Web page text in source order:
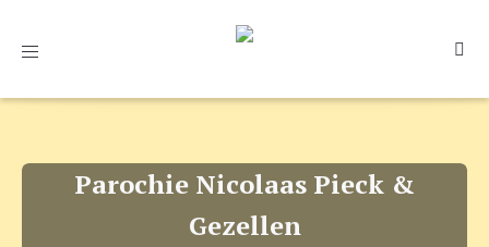
Toggle
Parochie Nicolaas Pieck &
Gezellen